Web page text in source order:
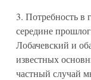
3. Потребность в
середине
Лобачевский и
известных
частный случай